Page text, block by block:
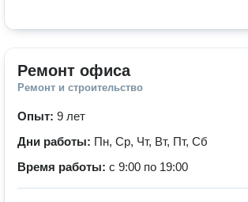
Ремонт офиса
Ремонт и строительство
Опыт: 9 лет
Дни работы: Пн, Ср, Чт, Вт, Пт, Сб
Время работы: с 9:00 по 19:00